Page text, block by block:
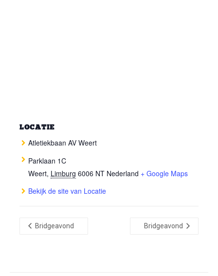
LOCATIE
Atletiekbaan AV Weert
Parklaan 1C
Weert, Limburg 6006 NT Nederland + Google Maps
Bekijk de site van Locatie
Bridgeavond Bridgeavond